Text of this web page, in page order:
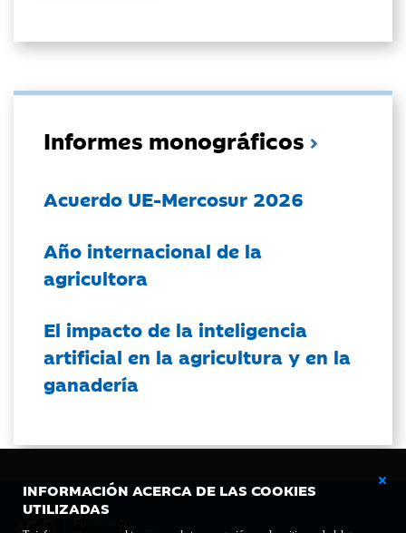
INFORMACIÓN ACERCA DE LAS COOKIES
UTILIZADAS
Informes monográficos
Acuerdo UE-Mercosur 2026
Año internacional de la
agricultora
El impacto de la inteligencia
artificial en la agricultura y en la
ganadería